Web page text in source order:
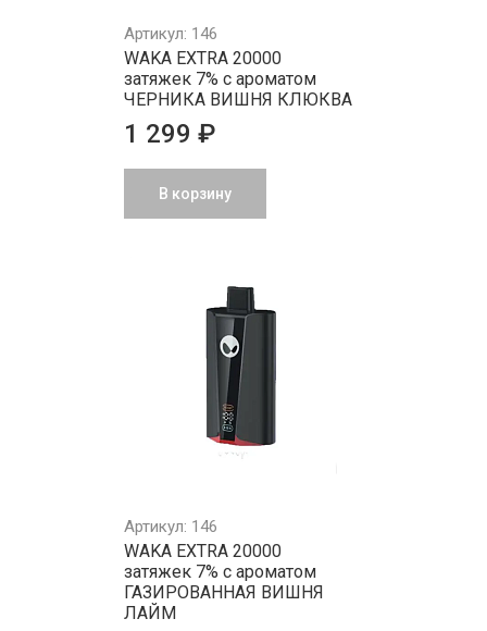
Артикул: 146
WAKA EXTRA 20000
затяжек 7% с ароматом
ЧЕРНИКА ВИШНЯ КЛЮКВА
1 299 ₽
В корзину
Артикул: 146
WAKA EXTRA 20000
затяжек 7% с ароматом
ГАЗИРОВАННАЯ ВИШНЯ
ЛАЙМ